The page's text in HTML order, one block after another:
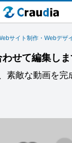
サイト制作・Webデザ
せて編集し
素敵な動画を完